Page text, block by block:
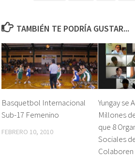
TAMBIÉN TE PODRÍA GUSTAR...
Basquetbol Internacional
Sub-17 Femenino
FEBRERO 10, 2010
Yungay se
Millones
que 8
Sociales
Colaboren